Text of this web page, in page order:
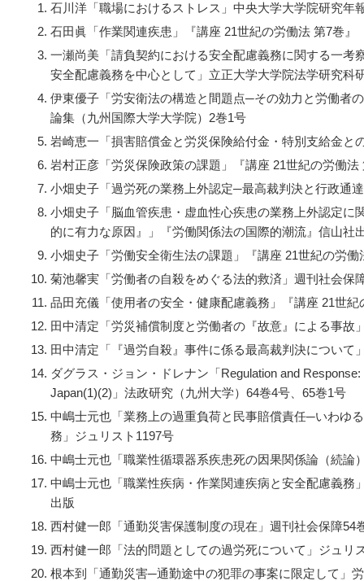
石川洋「職場におけるストレス」中央大学大学院研究年
石田眞「作業関連疾患」『講座 21世紀の労働法 第7巻』
一瀬尚美「請負契約における安全配慮義務に関する一考
安全配慮義務を中心として」立正大学大学院法学研究科
伊東優子「労安衛法の構造と間題点─その効力と労働者
論集（九州国際大学大学院）2巻1号
岩崎恵一「損害賠償金と労災保険給付金・特別支給金と
岩村正彦「労災保険政策の課題」『講座 21世紀の労働法
小畑史子「過労死の業務上外認定─最高裁判決と行政通
小畑史子「脳血管疾患・虚血性心疾患の業務上外認定に
的に有力な原因』」『労働関係法の国際的潮流』信山社
小畑史子「労働安全衛生法の課題」『講座 21世紀の労働
菊池馨実「労働者の自殺をめぐる法的救済」週刊社会保
品田充儀「使用者の安全・健康配慮義務」『講座 21世紀
田中清定「労災補償制度と労働者の『故意』による事故
田中清定「『過労自殺』事件に係る最高裁判決について
ダグラス・ジョン・ドレナン「Regulation and
Japan(1)(2) 」法政研究（九州大学）64巻4号、65巻1号
中嶋士元也「業務上の過重負荷と民事賠償責任─いわゆ
務」ジュリスト1197号
中嶋士元也「職業性循環器系疾患死の因果関係論（続論
中嶋士元也「職業性疾病・作業関連疾病と安全配慮義務
出版
西村健一郎「通勤災害保護制度の現在」週刊社会保障54
西村健一郎「法的問題としての過労死について」ジュリ
根本到「通勤災害─通勤途中の犯罪の事案に限定して」